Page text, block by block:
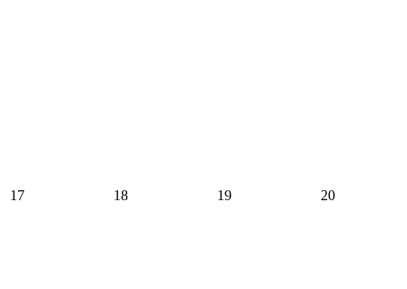
17 18 19 20